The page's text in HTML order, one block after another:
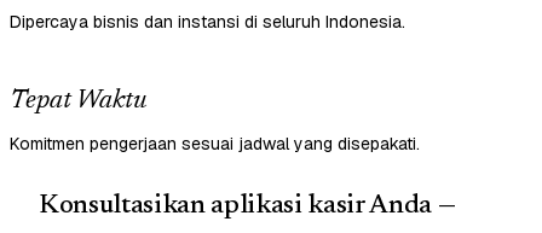
Dipercaya bisnis dan instansi di seluruh Indonesia.
Tepat Waktu
Komitmen pengerjaan sesuai jadwal yang disepakati.
Konsultasikan aplikasi kasir Anda —